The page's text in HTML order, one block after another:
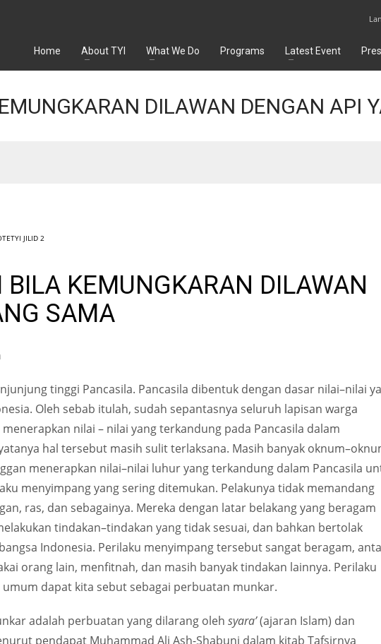
Home About TYI What We Do Programs Latest Event
DILAWAN DENGAN API
JILID 2
BILA KEMUNGKARAN DILAWAN
SAMA
tinggi Pancasila. Pancasila dibentuk dengan dasar nilai–nilai
Oleh sebab itulah, sudah sepantasnya seluruh lapisan warga
nilai – nilai yang terkandung pada Pancasila dalam
hal tersebut masih sulit terlaksana. Masih banyak
menerapkan nilai–nilai luhur yang terkandung dalam Pancasila
menyimpang yang sering ditemukan. Pelakunya tidak memandang
ras, dan sebagainya. Mereka dengan latar belakang yang beragam
tindakan–tindakan yang tidak sesuai, dan bahkan bertolak
Indonesia. Perilaku menyimpang tersebut sangat beragam,
orang lain, menfitnah, dan masih banyak tindakan lainnya. Perilaku
dapat kita sebut sebagai perbuatan munkar.
adalah perbuatan yang dilarang oleh syara’(ajaran Islam) dan
pendapat Muhammad Ali Ash-Shabuni dalam kitab Tafsirnya